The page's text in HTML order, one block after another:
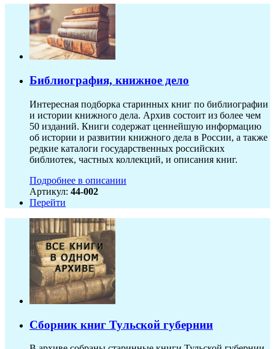
Библиография, книжное дело
Интересная подборка старинных книг по библиографии
и истории книжного дела. Архив состоит из более чем
50 изданий. Книги содержат ценнейшую информацию
об истории и развитии книжного дела в России, а также
редкие каталоги государственных российских
библиотек, частных коллекций, и описания книг.
Подробнее в описании
Артикул: 44-002
Перейти
Сборник книг Тульской губернии